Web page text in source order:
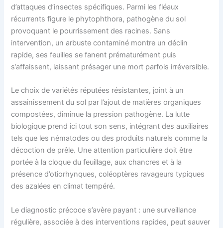
d’attaques d’insectes spécifiques. Parmi les fléaux
récurrents figure le phytophthora, pathogène du sol
provoquant le pourrissement des racines. Sans
intervention, un arbuste contaminé montre un déclin
rapide, ses feuilles se fanent prématurément puis
s’affaissent, laissant présager une mort parfois irréversible.
Le choix de variétés réputées résistantes, joint à un
assainissement du sol par l’ajout de matières organiques
compostées, diminue la pression pathogène. La lutte
biologique prend ici tout son sens, intégrant des auxiliaires
tels que les nématodes ou des produits naturels comme la
décoction de prêle. Une attention particulière doit être
portée à la cloque du feuillage, aux chancres et à la
présence d’otiorhynques, coléoptères ravageurs typiques
des azalées en climat tempéré.
Le diagnostic précoce s’avère payant : une surveillance
régulière, associée à des interventions rapides, peut sauver